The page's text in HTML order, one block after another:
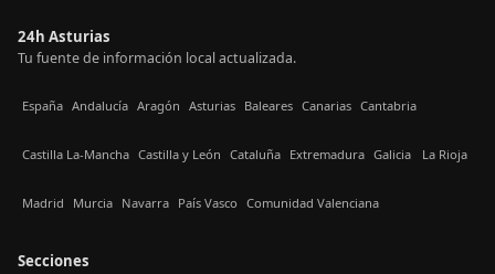
24h Asturias
Tu fuente de información local actualizada.
España Andalucía Aragón Asturias Baleares Canarias Cantabria
Castilla La-Mancha Castilla y León Cataluña Extremadura Galicia La Rioja
Madrid Murcia Navarra País Vasco Comunidad Valenciana
Secciones